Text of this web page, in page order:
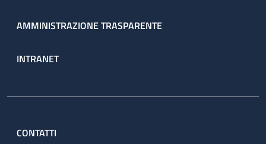
AMMINISTRAZIONE TRASPARENTE
INTRANET
CONTATTI